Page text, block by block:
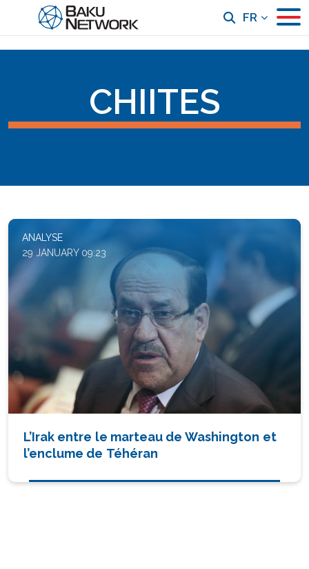
FR
CHIITES
ANALYSE
29 JANUARY 09:23
L’Irak entre le marteau de Washington et
l’enclume de Téhéran